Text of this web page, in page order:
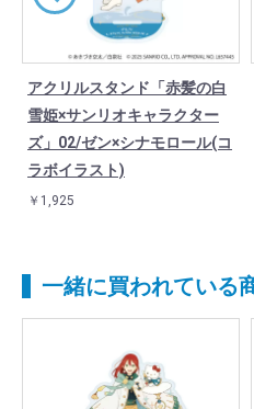
アクリルスタンド「赤髪の白
雪姫×サンリオキャラクター
ズ」02/ゼン×シナモロール(コ
ラボイラスト)
￥1,925
一緒に買われている